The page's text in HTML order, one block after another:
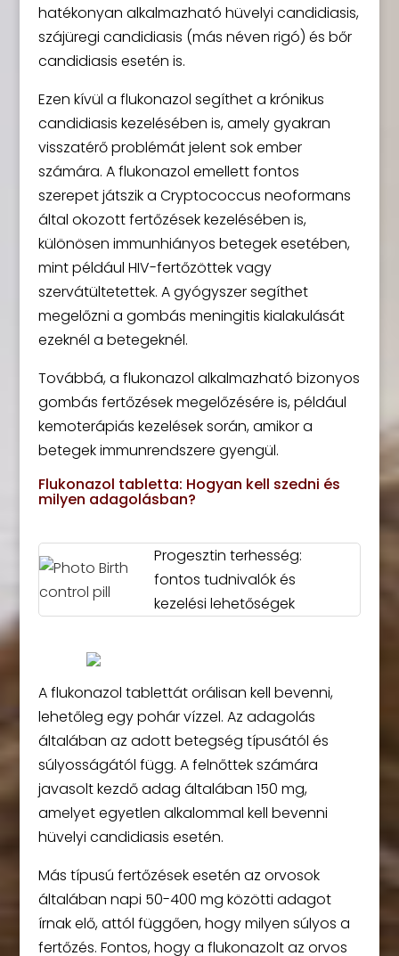
hatékonyan alkalmazható hüvelyi candidiasis,
szájüregi candidiasis (más néven rigó) és bőr
candidiasis esetén is.
Ezen kívül a flukonazol segíthet a krónikus
candidiasis kezelésében is, amely gyakran
visszatérő problémát jelent sok ember
számára. A flukonazol emellett fontos
szerepet játszik a Cryptococcus neoformans
által okozott fertőzések kezelésében is,
különösen immunhiányos betegek esetében,
mint például HIV-fertőzöttek vagy
szervátültetettek. A gyógyszer segíthet
megelőzni a gombás meningitis kialakulását
ezeknél a betegeknél.
Továbbá, a flukonazol alkalmazható bizonyos
gombás fertőzések megelőzésére is, például
kemoterápiás kezelések során, amikor a
betegek immunrendszere gyengül.
Flukonazol tabletta: Hogyan kell szedni és
milyen adagolásban?
Progesztin terhesség:
fontos tudnivalók és
kezelési lehetőségek
A flukonazol tablettát orálisan kell bevenni,
lehetőleg egy pohár vízzel. Az adagolás
általában az adott betegség típusától és
súlyosságától függ. A felnőttek számára
javasolt kezdő adag általában 150 mg,
amelyet egyetlen alkalommal kell bevenni
hüvelyi candidiasis esetén.
Más típusú fertőzések esetén az orvosok
általában napi 50-400 mg közötti adagot
írnak elő, attól függően, hogy milyen súlyos a
fertőzés. Fontos, hogy a flukonazolt az orvos